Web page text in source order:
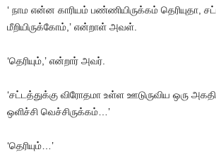
‘ நாம என்ன காரியம் பண்ணியிருக்கம் தெரியுதா
மீறியிருக்கோம் ,’ என்றாள் அவள்
‘தெரியும் ,’ என்றார் அவர்
‘சட்டத்துக்கு விரோதமா உள்ள ஊடுருவிய ஒரு
ஒளிச்சி வெச்சிருக்கம் …’
‘தெரியும் …’